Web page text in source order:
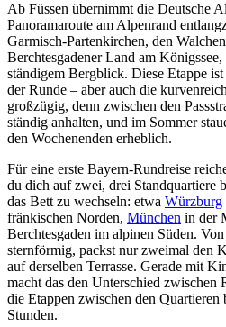
Ab Füssen übernimmt die Deutsche
Panoramaroute am Alpenrand
Garmisch-Partenkirchen, den
Berchtesgadener Land am
ständigem Bergblick. Diese Etappe
der Runde – aber auch die
großzügig, denn zwischen den
ständig anhalten, und im Sommer
den Wochenenden erheblich.
Für eine erste Bayern-Rundreise
du dich auf zwei, drei Standquartiere
das Bett zu wechseln: etwa Würzburg
fränkischen Norden, München in der
Berchtesgaden im alpinen Süden.
sternförmig, packst nur zweimal den
auf derselben Terrasse. Gerade mit
macht das den Unterschied zwischen
die Etappen zwischen den Quartieren
Stunden.